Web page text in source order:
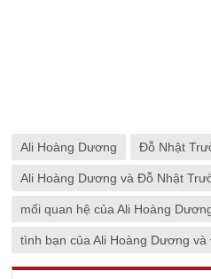
Ali Hoàng Dương Đỗ Nhật
Ali Hoàng Dương và Đỗ Nhật
mối quan hệ của Ali Hoàng
tình bạn của Ali Hoàng Dương